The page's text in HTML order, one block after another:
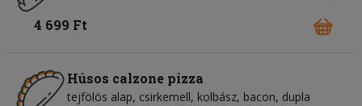
4 699 Ft
Húsos calzone pizza
tejfölös alap csirkemell kolbász bacon dupla